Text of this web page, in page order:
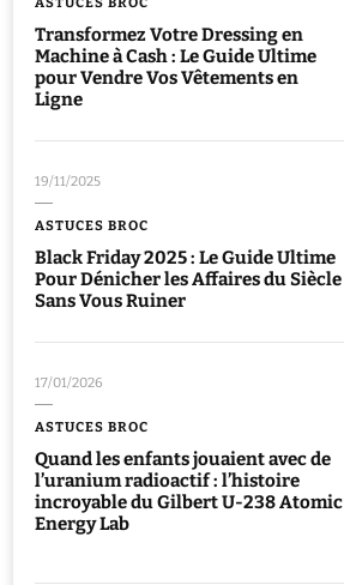
Transformez Votre Dressing en
Machine à Cash : Le Guide Ultime
pour Vendre Vos Vêtements en
Ligne
19/11/2025
ASTUCES BROC
Black Friday 2025 : Le Guide Ultime
Pour Dénicher les Affaires du Siècle
Sans Vous Ruiner
17/01/2026
ASTUCES BROC
Quand les enfants jouaient avec de
l’uranium radioactif : l’histoire
incroyable du Gilbert U-238 Atomic
Energy Lab